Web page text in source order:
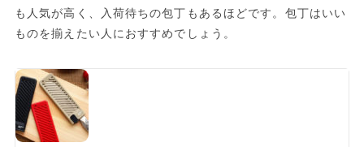
も人気が高く、入荷待ちの包丁もあるほどです。包丁はいい
ものを揃えたい人におすすめでしょう。